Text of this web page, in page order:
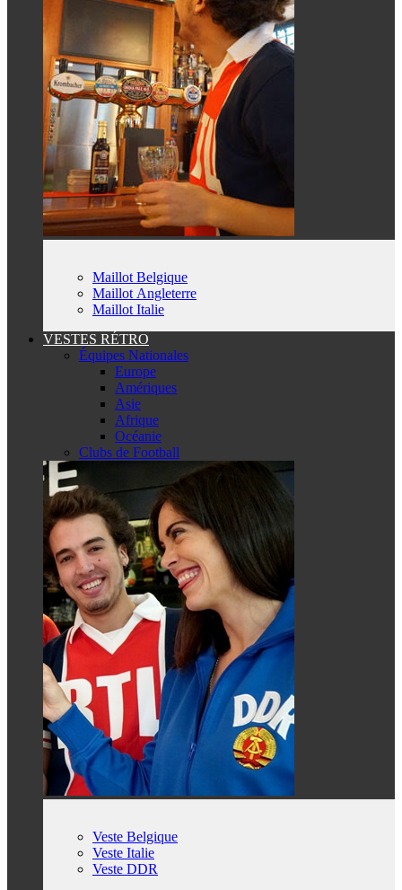
Maillot Belgique
Maillot Angleterre
Maillot Italie
VESTES RÉTRO
Équipes Nationales
Europe
Amériques
Asie
Afrique
Océanie
Clubs de Football
Veste Belgique
Veste Italie
Veste DDR